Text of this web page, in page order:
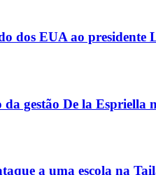
dos EUA ao presidente
gestão De la Espriella
a uma escola na